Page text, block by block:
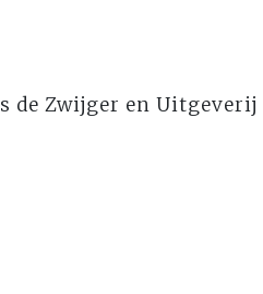
de Zwijger en Uitgeverij